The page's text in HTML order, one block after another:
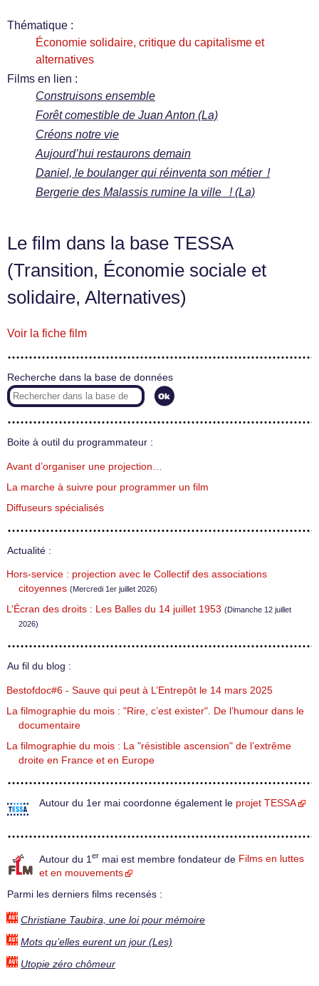
Thématique :
Économie solidaire, critique du capitalisme et
alternatives
Films en lien :
Construisons ensemble
Forêt comestible de Juan Anton (La)
Créons notre vie
Aujourd’hui restaurons demain
Daniel, le boulanger qui réinventa son métier !
Bergerie des Malassis rumine la ville ! (La)
Le film dans la base TESSA
(Transition, Économie sociale et
solidaire, Alternatives)
Voir la fiche film
Recherche dans la base de données
Boite à outil du programmateur :
Avant d’organiser une projection…
La marche à suivre pour programmer un film
Diffuseurs spécialisés
Actualité :
Hors-service : projection avec le Collectif des associations
citoyennes (Mercredi 1er juillet 2026)
L’Écran des droits : Les Balles du 14 juillet 1953 (Dimanche 12 juillet
2026)
Au fil du blog :
Bestofdoc#6 - Sauve qui peut à L’Entrepôt le 14 mars 2025
La filmographie du mois : "Rire, c’est exister". De l’humour dans le
documentaire
La filmographie du mois : La "résistible ascension" de l’extrême
droite en France et en Europe
Autour du 1er mai coordonne également le projet TESSA
Autour du 1 er mai est membre fondateur de Films en luttes
et en mouvements
Parmi les derniers films recensés :
Christiane Taubira, une loi pour mémoire
Mots qu’elles eurent un jour (Les)
Utopie zéro chômeur